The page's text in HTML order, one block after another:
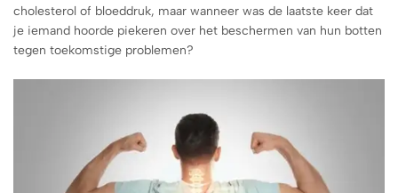
cholesterol of bloeddruk, maar wanneer was de laatste keer dat
je iemand hoorde piekeren over het beschermen van hun botten
tegen toekomstige problemen?